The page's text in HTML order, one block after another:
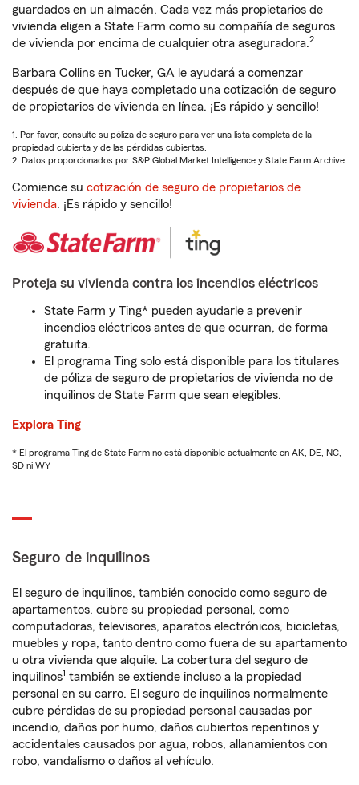
guardados en un almacén. Cada vez más propietarios de
vivienda eligen a State Farm como su compañía de seguros
de vivienda por encima de cualquier otra aseguradora.2
Barbara Collins en Tucker, GA le ayudará a comenzar
después de que haya completado una cotización de seguro
de propietarios de vivienda en línea. ¡Es rápido y sencillo!
1. Por favor, consulte su póliza de seguro para ver una lista completa de la
propiedad cubierta y de las pérdidas cubiertas.
2. Datos proporcionados por S&P Global Market Intelligence y State Farm Archive.
Comience su cotización de seguro de propietarios de
vivienda. ¡Es rápido y sencillo!
Proteja su vivienda contra los incendios eléctricos
State Farm y Ting* pueden ayudarle a prevenir
incendios eléctricos antes de que ocurran, de forma
gratuita.
El programa Ting solo está disponible para los titulares
de póliza de seguro de propietarios de vivienda no de
inquilinos de State Farm que sean elegibles.
Explora Ting
* El programa Ting de State Farm no está disponible actualmente en AK, DE, NC,
SD ni WY
Seguro de inquilinos
El seguro de inquilinos, también conocido como seguro de
apartamentos, cubre su propiedad personal, como
computadoras, televisores, aparatos electrónicos, bicicletas,
muebles y ropa, tanto dentro como fuera de su apartamento
u otra vivienda que alquile. La cobertura del seguro de
inquilinos1 también se extiende incluso a la propiedad
personal en su carro. El seguro de inquilinos normalmente
cubre pérdidas de su propiedad personal causadas por
incendio, daños por humo, daños cubiertos repentinos y
accidentales causados por agua, robos, allanamientos con
robo, vandalismo o daños al vehículo.